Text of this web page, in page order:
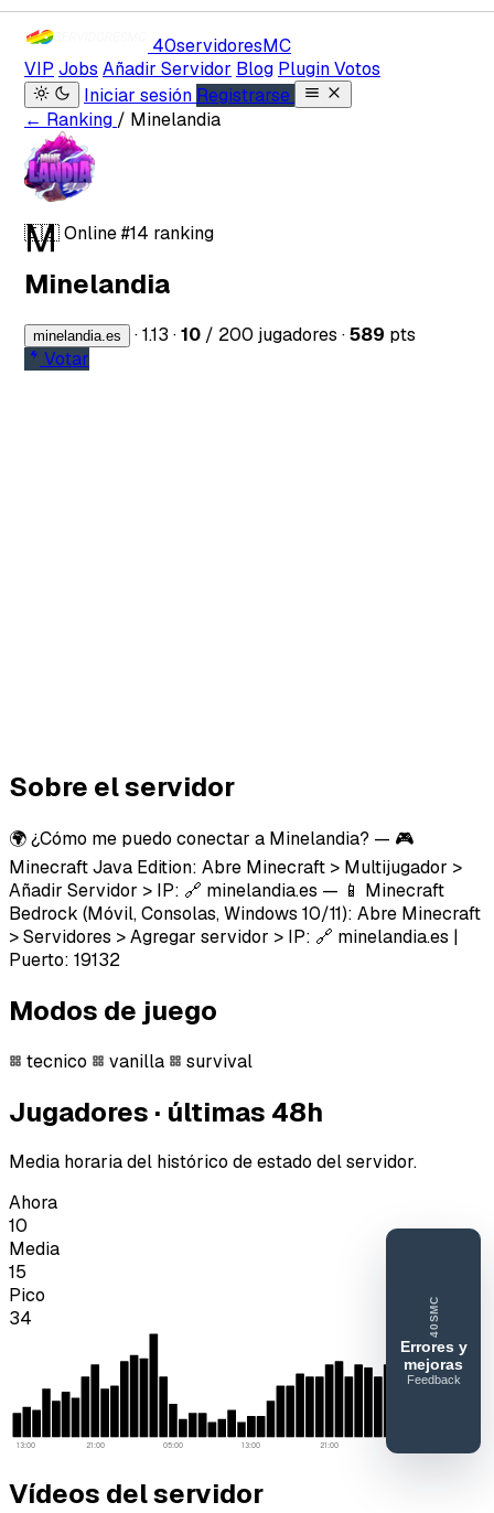
40servidoresMC
VIP Jobs Añadir Servidor Blog Plugin Votos
Iniciar sesión Registrarse
← Ranking / Minelandia
M
🇪🇸Online#14 ranking
Minelandia
minelandia.es ·1.13 ·10 / 200 jugadores ·589 pts
Votar
Sobre el servidor
🌍 ¿Cómo me puedo conectar a Minelandia? — 🎮
Minecraft Java Edition: Abre Minecraft > Multijugador >
Añadir Servidor > IP: 🔗 minelandia.es — 📱 Minecraft
Bedrock (Móvil, Consolas, Windows 10/11): Abre Minecraft
> Servidores > Agregar servidor > IP: 🔗 minelandia.es |
Puerto: 19132
Modos de juego
tecnico vanilla survival
Jugadores · últimas 48h
Media horaria del histórico de estado del servidor.
Ahora
10
Media
15
Pico
34
13:00 21:00 05:00 13:00 21:00
Vídeos del servidor
40SMC
Errores y
mejoras
Feedback
40SERVIDORESMC
Reportar
error o
mejora